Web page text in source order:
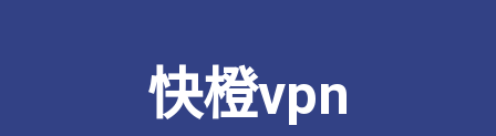
快橙vpn